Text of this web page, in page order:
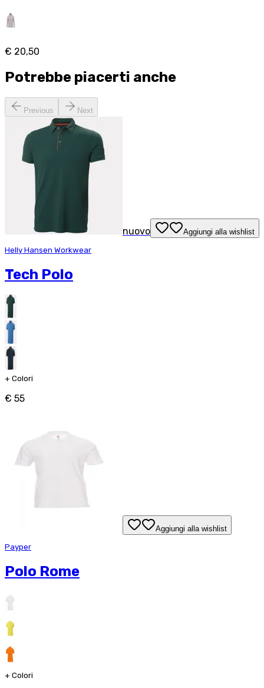
€ 20,50
Potrebbe piacerti anche
Previous Next
nuovo Aggiungi alla wishlist
Helly Hansen Workwear
Tech Polo
+ Colori
€ 55
Aggiungi alla wishlist
Payper
Polo Rome
+ Colori